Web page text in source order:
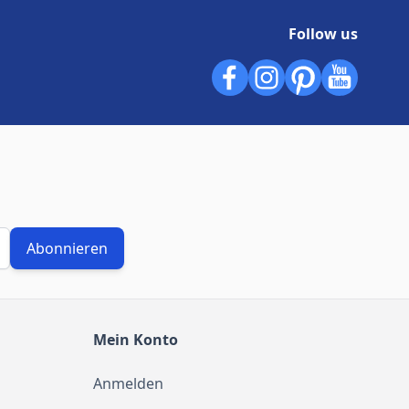
Follow us
Abonnieren
Mein Konto
Anmelden